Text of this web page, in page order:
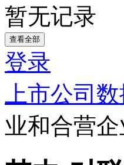
暂无记录
查看全部
登录
上市公司
业和合营